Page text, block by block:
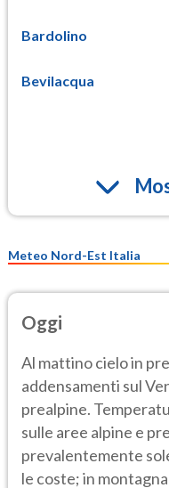
Bardolino
Bevilacqua
Meteo Nord-Est Italia
Oggi
Al mattino cielo in
addensamenti sul
prealpine.
sulle aree alpine e
prevalentemente
le coste; in